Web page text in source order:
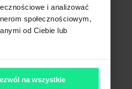
i analizować
społecznościowym,
od Ciebie lub
na wszystkie